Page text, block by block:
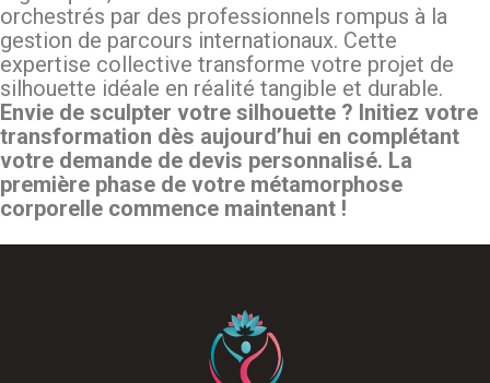
orchestrés par des professionnels rompus à la
gestion de parcours internationaux. Cette
expertise collective transforme votre projet de
silhouette idéale en réalité tangible et durable.
Envie de sculpter votre silhouette ? Initiez votre
transformation dès aujourd’hui en complétant
votre demande de devis personnalisé. La
première phase de votre métamorphose
corporelle commence maintenant !